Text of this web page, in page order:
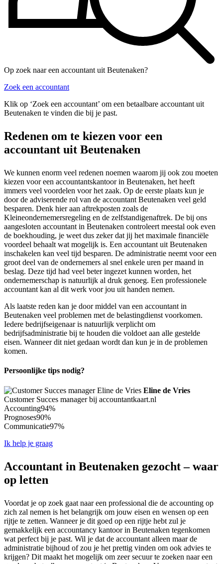
Op zoek naar een accountant uit Beutenaken?
Zoek een accountant
Klik op ‘Zoek een accountant’ om een betaalbare accountant uit
Beutenaken te vinden die bij je past.
Redenen om te kiezen voor een
accountant uit Beutenaken
We kunnen enorm veel redenen noemen waarom jij ook zou moeten
kiezen voor een accountantskantoor in Beutenaken, het heeft
immers veel voordelen voor het zaak. Op de eerste plaats kun je
door de adviserende rol van de accountant Beutenaken veel geld
besparen. Denk hier aan aftrekposten zoals de
Kleineondernemersregeling en de zelfstandigenaftrek. De bij ons
aangesloten accountant in Beutenaken controleert meestal ook even
de boekhouding, je weet dus zeker dat jij het maximale financiële
voordeel behaalt wat mogelijk is. Een accountant uit Beutenaken
inschakelen kan veel tijd besparen. De administratie neemt voor een
groot deel van de ondernemers al snel enkele uren per maand in
beslag. Deze tijd had veel beter ingezet kunnen worden, het
ondernemerschap is natuurlijk al druk genoeg. Een professionele
accountant kan al dit werk voor jou uit handen nemen.
Als laatste reden kan je door middel van een accountant in
Beutenaken veel problemen met de belastingdienst voorkomen.
Iedere bedrijfseigenaar is natuurlijk verplicht om
bedrijfsadministratie bij te houden die voldoet aan alle gestelde
eisen. Wanneer dit niet gedaan wordt dan kun je in de problemen
komen.
Persoonlijke tips nodig?
Eline de Vries
Customer Succes manager bij accountantkaart.nl
Accounting94%
Prognoses90%
Communicatie97%
Ik help je graag
Accountant in Beutenaken gezocht – waar
op letten
Voordat je op zoek gaat naar een professional die de accounting op
zich zal nemen is het belangrijk om jouw eisen en wensen op een
rijtje te zetten. Wanneer je dit goed op een rijtje hebt zul je
gemakkelijk een accountancy kantoor in Beutenaken tegenkomen
wat perfect bij je past. Wil je dat de accountant alleen maar de
administratie bijhoud of zou je het prettig vinden om ook advies te
krijgen? Dit maakt het mogelijk om zeer secuur te zoeken naar een